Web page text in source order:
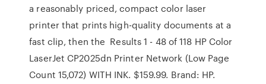
a reasonably priced, compact color laser
printer that prints high-quality documents at a
fast clip, then the Results 1 - 48 of 118 HP Color
LaserJet CP2025dn Printer Network (Low Page
Count 15,072) WITH INK. $159.99. Brand: HP.